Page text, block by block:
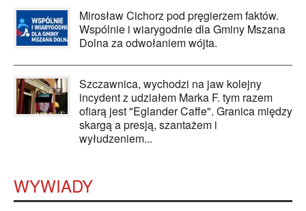
Mirosław Cichorz pod pręgierzem faktów.
Wspólnie i wiarygodnie dla Gminy Mszana
Dolna za odwołaniem wójta.
Szczawnica, wychodzi na jaw kolejny
incydent z udziałem Marka F. tym razem
ofiarą jest "Eglander Caffe". Granica między
skargą a presją, szantażem i
wyłudzeniem...
WYWIADY